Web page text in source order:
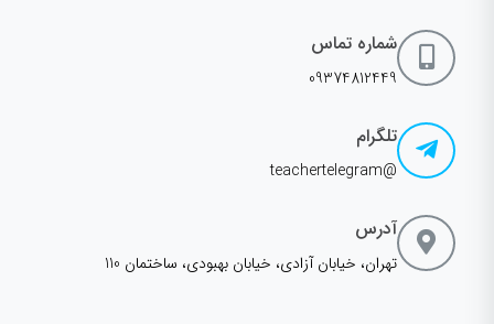
شماره تماس
09374812449
تلگرام
@teachertelegram
آدرس
تهران، خیابان آزادی، خیابان بهبودی، ساختمان 110